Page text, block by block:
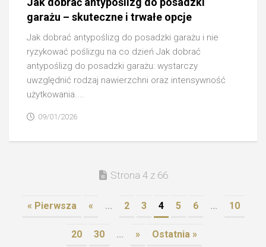
garażu – skuteczne i trwałe opcje
Jak dobrać antypoślizg do posadzki garażu i nie
ryzykować poślizgu na co dzień Jak dobrać
antypoślizg do posadzki garażu: wystarczy
uwzględnić rodzaj nawierzchni oraz intensywność
użytkowania....
09/01/2026
Strona 4 z 66
« Pierwsza « ... 2 3 4 5 6 ... 10
20 30 ... » Ostatnia »